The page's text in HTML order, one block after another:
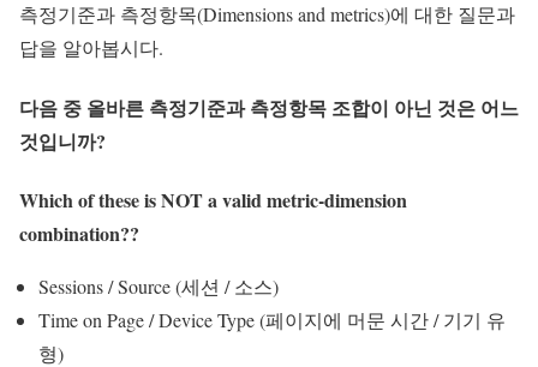
측정기준과 측정항목(Dimensions and metrics)에 대한 질문과
답을 알아봅시다.
다음 중 올바른 측정기준과 측정항목 조합이 아닌 것은 어느
것입니까?
Which of these is NOT a valid metric-dimension
combination??
Sessions / Source (세션 / 소스)
Time on Page / Device Type (페이지에 머문 시간 / 기기 유
형)